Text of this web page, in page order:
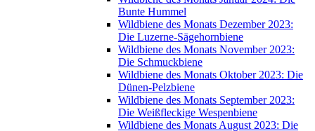
Bunte Hummel
Wildbiene des Monats Dezember 2023:
Die Luzerne-Sägehornbiene
Wildbiene des Monats November 2023:
Die Schmuckbiene
Wildbiene des Monats Oktober 2023: Die
Dünen-Pelzbiene
Wildbiene des Monats September 2023:
Die Weißfleckige Wespenbiene
Wildbiene des Monats August 2023: Die